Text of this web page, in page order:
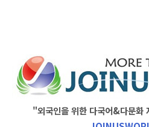
"외국인을 위한 다국어&다문화